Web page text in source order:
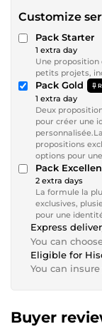
Customize
Pack Starter
1 extra day
Une proposition
petits projets,
Pack Gold
1 extra day
Deux
pour créer une
propositions
options pour
Pack
2 extra days
La formule la
exclusives,
pour une
Express
You can
Eligible for
You can
Buyer